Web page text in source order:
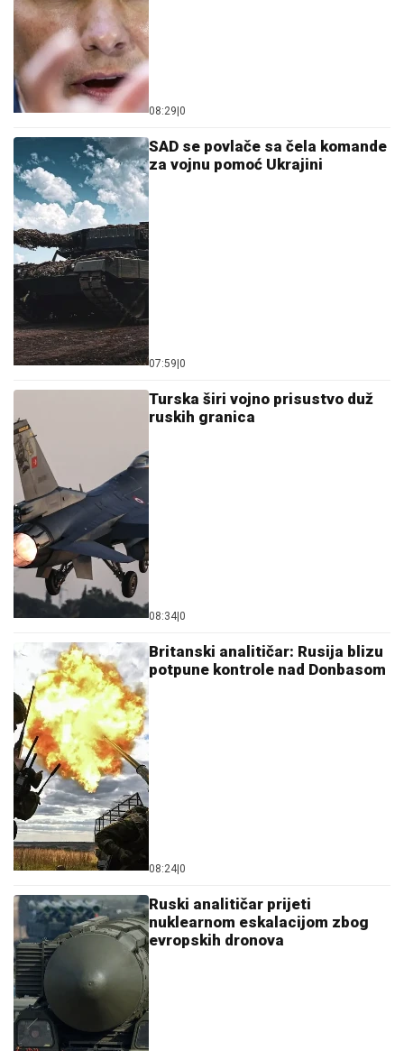
08:29 0
SAD se povlače sa čela komande
za vojnu pomoć Ukrajini
07:59 0
Turska širi vojno prisustvo duž
ruskih granica
08:34 0
Britanski analitičar: Rusija blizu
potpune kontrole nad Donbasom
08:24 0
Ruski analitičar prijeti
nuklearnom eskalacijom zbog
evropskih dronova